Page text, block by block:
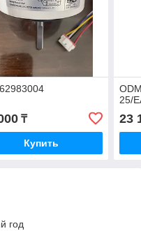
₸
Купить
25/
23
год